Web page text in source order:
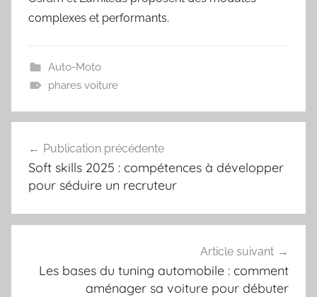
complexes et performants.
Auto-Moto
phares voiture
de
l’article
Publication précédente
Soft skills 2025 : compétences à développer
pour séduire un recruteur
Article suivant
Les bases du tuning automobile : comment
aménager sa voiture pour débuter